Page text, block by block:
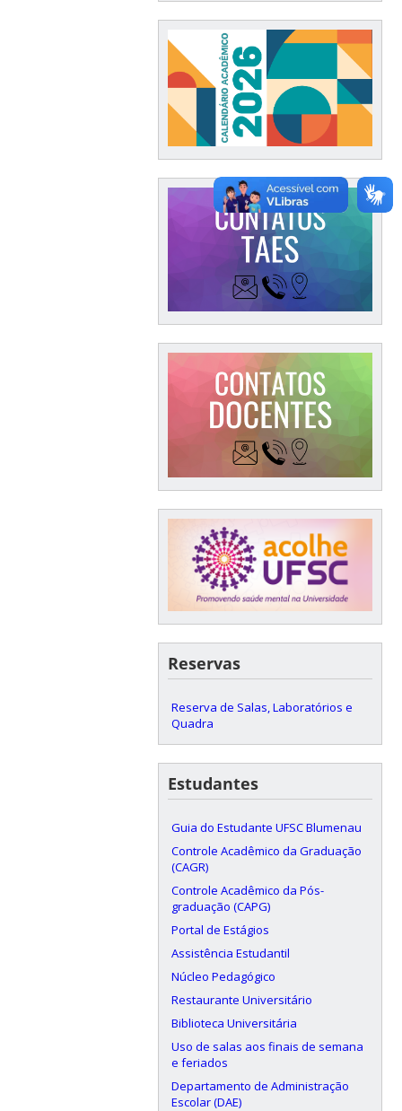
Reservas
Reserva de Salas, Laboratórios e
Quadra
Estudantes
Guia do Estudante UFSC Blumenau
Controle Acadêmico da Graduação
(CAGR)
Controle Acadêmico da Pós-
graduação (CAPG)
Portal de Estágios
Assistência Estudantil
Núcleo Pedagógico
Restaurante Universitário
Biblioteca Universitária
Uso de salas aos finais de semana
e feriados
Departamento de Administração
Escolar (DAE)